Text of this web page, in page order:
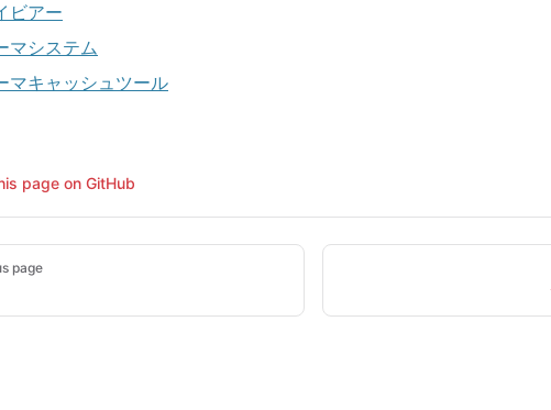
ビアー
マシステム
マキャッシュツール
page on GitHub
page